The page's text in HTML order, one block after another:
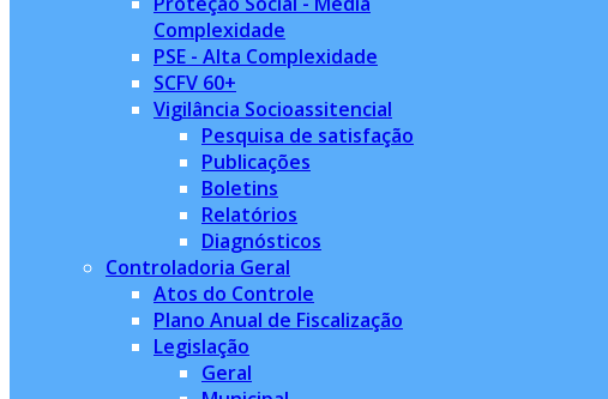
Complexidade
PSE - Alta Complexidade
SCFV 60+
Vigilância Socioassitencial
Pesquisa de satisfação
Publicações
Boletins
Relatórios
Diagnósticos
Controladoria Geral
Atos do Controle
Plano Anual de Fiscalização
Legislação
Geral